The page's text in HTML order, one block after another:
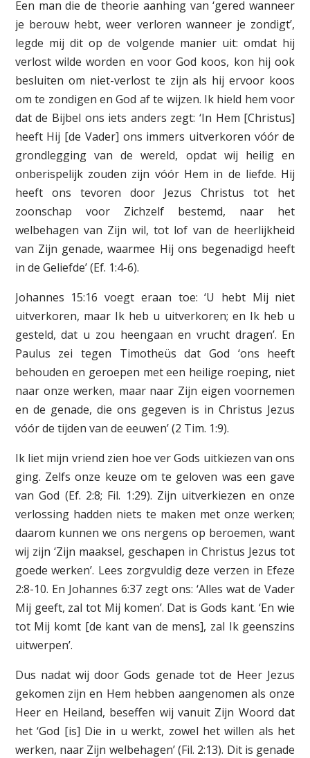
Een man die de theorie aanhing van ‘gered wanneer
je berouw hebt, weer verloren wanneer je zondigt’,
legde mij dit op de volgende manier uit: omdat hij
verlost wilde worden en voor God koos, kon hij ook
besluiten om niet-verlost te zijn als hij ervoor koos
om te zondigen en God af te wijzen. Ik hield hem voor
dat de Bijbel ons iets anders zegt: ‘In Hem [Christus]
heeft Hij [de Vader] ons immers uitverkoren vóór de
grondlegging van de wereld, opdat wij heilig en
onberispelijk zouden zijn vóór Hem in de liefde. Hij
heeft ons tevoren door Jezus Christus tot het
zoonschap voor Zichzelf bestemd, naar het
welbehagen van Zijn wil, tot lof van de heerlijkheid
van Zijn genade, waarmee Hij ons begenadigd heeft
in de Geliefde’ (Ef. 1:4-6).
Johannes 15:16 voegt eraan toe: ‘U hebt Mij niet
uitverkoren, maar Ik heb u uitverkoren; en Ik heb u
gesteld, dat u zou heengaan en vrucht dragen’. En
Paulus zei tegen Timotheüs dat God ‘ons heeft
behouden en geroepen met een heilige roeping, niet
naar onze werken, maar naar Zijn eigen voornemen
en de genade, die ons gegeven is in Christus Jezus
vóór de tijden van de eeuwen’ (2 Tim. 1:9).
Ik liet mijn vriend zien hoe ver Gods uitkiezen van ons
ging. Zelfs onze keuze om te geloven was een gave
van God (Ef. 2:8; Fil. 1:29). Zijn uitverkiezen en onze
verlossing hadden niets te maken met onze werken;
daarom kunnen we ons nergens op beroemen, want
wij zijn ‘Zijn maaksel, geschapen in Christus Jezus tot
goede werken’. Lees zorgvuldig deze verzen in Efeze
2:8-10. En Johannes 6:37 zegt ons: ‘Alles wat de Vader
Mij geeft, zal tot Mij komen’. Dat is Gods kant. ‘En wie
tot Mij komt [de kant van de mens], zal Ik geenszins
uitwerpen’.
Dus nadat wij door Gods genade tot de Heer Jezus
gekomen zijn en Hem hebben aangenomen als onze
Heer en Heiland, beseffen wij vanuit Zijn Woord dat
het ‘God [is] Die in u werkt, zowel het willen als het
werken, naar Zijn welbehagen’ (Fil. 2:13). Dit is genade